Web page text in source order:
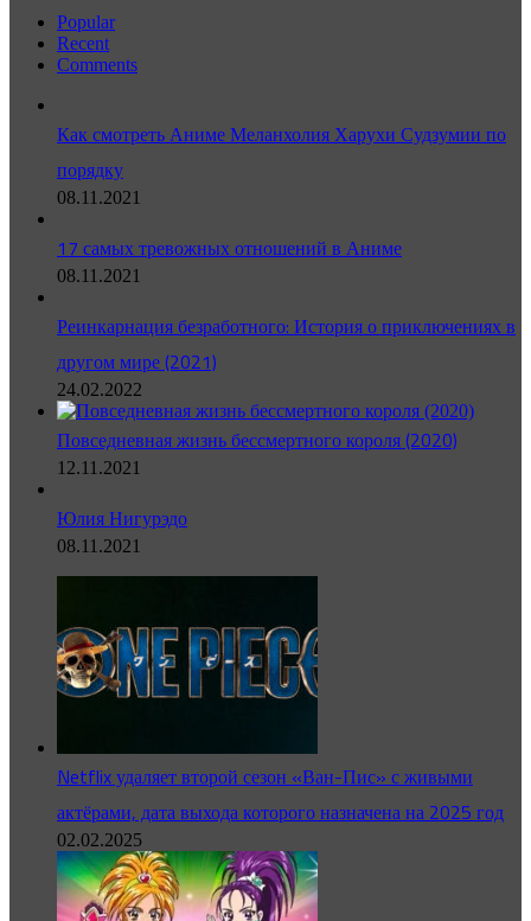
Popular
Recent
Comments
Как смотреть Аниме Меланхолия Харухи Судзумии по
порядку
08.11.2021
17 самых тревожных отношений в Аниме
08.11.2021
Реинкарнация безработного: История о приключениях в
другом мире (2021)
24.02.2022
Повседневная жизнь бессмертного короля (2020)
12.11.2021
Юлия Нигурэдо
08.11.2021
Netflix удаляет второй сезон «Ван-Пис» с живыми
актёрами, дата выхода которого назначена на 2025 год
02.02.2025